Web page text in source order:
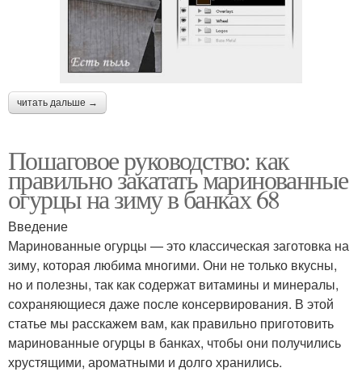
читать дальше →
Пошаговое руководство: как
правильно закатать маринованные
огурцы на зиму в банках 68
Введение
Маринованные огурцы — это классическая заготовка на
зиму, которая любима многими. Они не только вкусны,
но и полезны, так как содержат витамины и минералы,
сохраняющиеся даже после консервирования. В этой
статье мы расскажем вам, как правильно приготовить
маринованные огурцы в банках, чтобы они получились
хрустящими, ароматными и долго хранились.